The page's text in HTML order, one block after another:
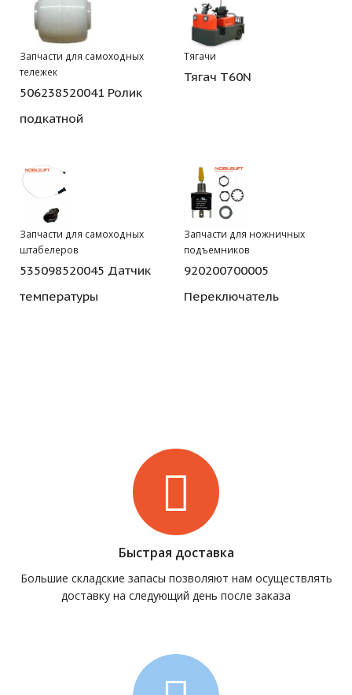
Запчасти для самоходных
тележек
506238520041 Ролик
подкатной
Тягачи
Тягач T60N
Запчасти для самоходных
штабелеров
535098520045 Датчик
температуры
Запчасти для ножничных
подъемников
920200700005
Переключатель
Быстрая доставка
Большие складские запасы позволяют нам осуществлять
доставку на следующий день после заказа